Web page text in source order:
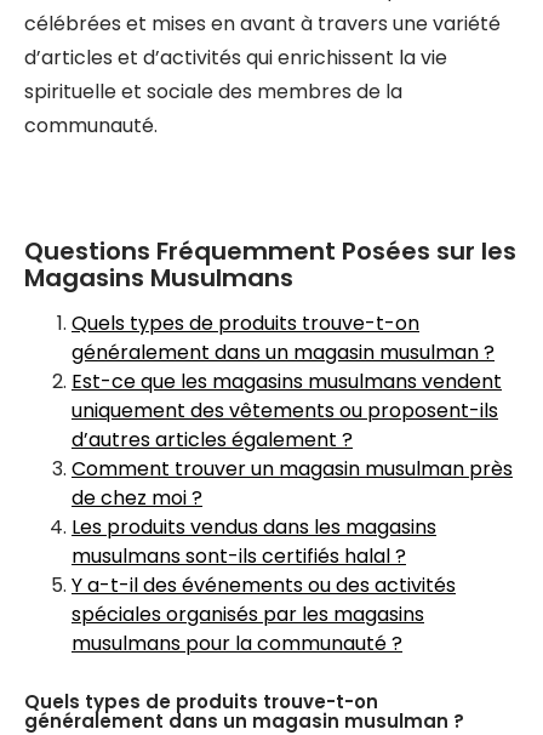
célébrées et mises en avant à travers une variété
d’articles et d’activités qui enrichissent la vie
spirituelle et sociale des membres de la
communauté.
Questions Fréquemment Posées sur les
Magasins Musulmans
Quels types de produits trouve-t-on
généralement dans un magasin musulman ?
Est-ce que les magasins musulmans vendent
uniquement des vêtements ou proposent-ils
d’autres articles également ?
Comment trouver un magasin musulman près
de chez moi ?
Les produits vendus dans les magasins
musulmans sont-ils certifiés halal ?
Y a-t-il des événements ou des activités
spéciales organisés par les magasins
musulmans pour la communauté ?
Quels types de produits trouve-t-on
généralement dans un magasin musulman ?